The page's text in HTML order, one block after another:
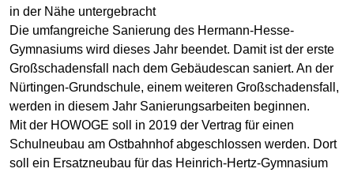
in der Nähe untergebracht
Die umfangreiche Sanierung des Hermann-Hesse-
Gymnasiums wird dieses Jahr beendet. Damit ist der erste
Großschadensfall nach dem Gebäudescan saniert. An der
Nürtingen-Grundschule, einem weiteren Großschadensfall,
werden in diesem Jahr Sanierungsarbeiten beginnen.
Mit der HOWOGE soll in 2019 der Vertrag für einen
Schulneubau am Ostbahnhof abgeschlossen werden. Dort
soll ein Ersatzneubau für das Heinrich-Hertz-Gymnasium